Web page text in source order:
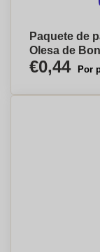
Paquete de
Olesa de
€0,44 Por